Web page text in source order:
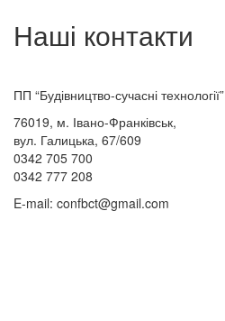
Наші контакти
ПП “Будівництво-сучасні технології”
76019, м. Івано-Франківськ,
вул. Галицька, 67/609
0342 705 700
0342 777 208
E-mail: confbct@gmail.com